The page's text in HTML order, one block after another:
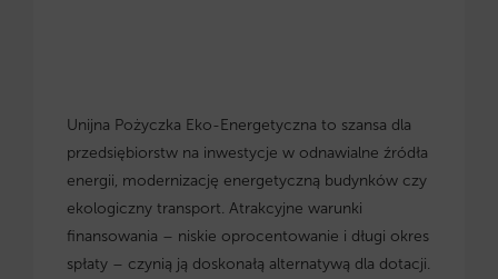
Unijna Pożyczka Eko-Energetyczna to szansa dla
przedsiębiorstw na inwestycje w odnawialne źródła
energii, modernizację energetyczną budynków czy
ekologiczny transport. Atrakcyjne warunki
finansowania – niskie oprocentowanie i długi okres
spłaty – czynią ją doskonałą alternatywą dla dotacji.